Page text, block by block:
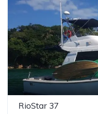
RioStar 37